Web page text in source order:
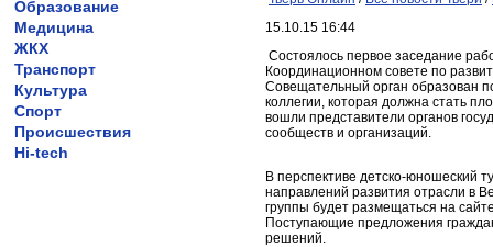
Образование
Медицина
ЖКХ
Транспорт
Культура
Спорт
Происшествия
Hi-tech
15.10.15 16:44
Состоялось первое заседание
Координационном совете по
Совещательный орган образован
коллегии, которая должна стать
вошли представители органов
сообществ и организаций.
В перспективе детско-юношеский
направлений развития отрасли в
группы будет размещаться на
Поступающие предложения
решений.